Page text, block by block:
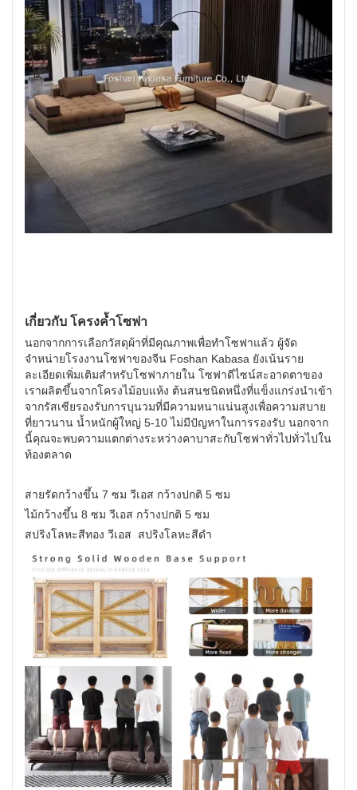
เกี่ยวกับ โครงค้ำโซฟา
นอกจากการเลือกวัสดุผ้าที่มีคุณภาพเพื่อทำโซฟาแล้ว ผู้จัด
จำหน่ายโรงงานโซฟาของจีน Foshan Kabasa ยังเน้นราย
ละเอียดเพิ่มเติมสำหรับโซฟาภายใน โซฟาดีไซน์สะอาดตาของ
เราผลิตขึ้นจากโครงไม้อบแห้ง ต้นสนชนิดหนึ่งที่แข็งแกร่งนำเข้า
จากรัสเซียรองรับการบุนวมที่มีความหนาแน่นสูงเพื่อความสบาย
ที่ยาวนาน น้ำหนักผู้ใหญ่ 5-10 ไม่มีปัญหาในการรองรับ นอกจาก
นี้คุณจะพบความแตกต่างระหว่างคาบาสะกับโซฟาทั่วไปทั่วไปใน
ท้องตลาด
สายรัดกว้างขึ้น 7 ซม วีเอส กว้างปกติ 5 ซม
ไม้กว้างขึ้น 8 ซม วีเอส กว้างปกติ 5 ซม
สปริงโลหะสีทอง วีเอส สปริงโลหะสีดำ